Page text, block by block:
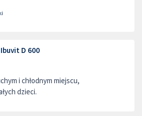
D 600
i chłodnym miejscu,
dzieci.